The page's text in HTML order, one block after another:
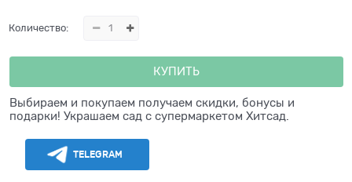
Количество:
КУПИТЬ
Выбираем и покупаем получаем скидки, бонусы и
подарки! Украшаем сад с супермаркетом Хитсад.
TELEGRAM